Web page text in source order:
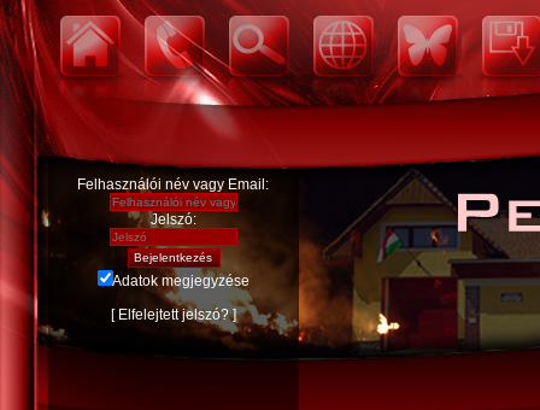
Felhasználói név vagy Email:
Jelszó:
Adatok megjegyzése
[ Elfelejtett jelszó?]